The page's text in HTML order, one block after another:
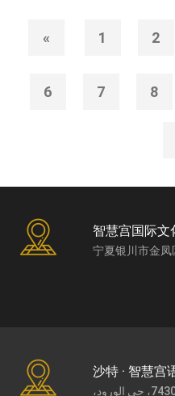
« 1 2
6 7 8
智慧宫国际文
宁夏银川市金
沙特 · 智慧宫
طريق الملك عبد العزيز7430، حي الورود،